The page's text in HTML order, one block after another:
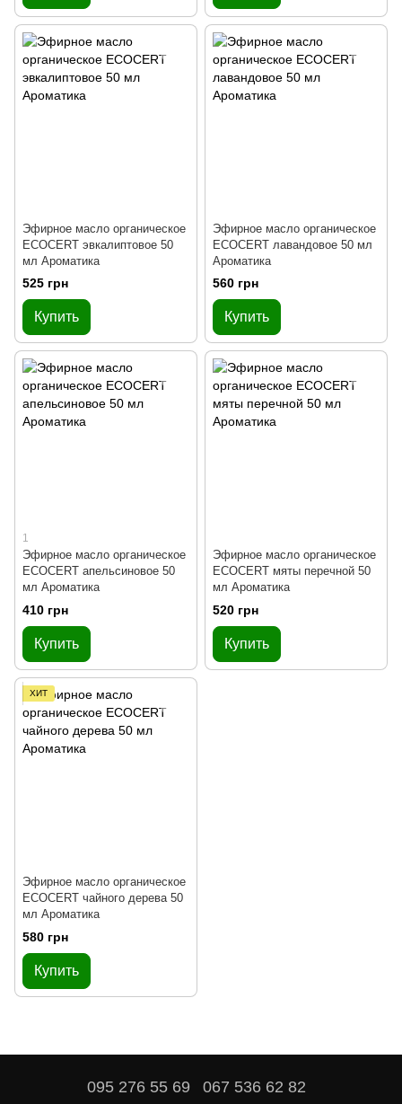
Эфирное масло органическое
ECOCERT эвкалиптовое 50
мл Ароматика
525 грн
Купить
Эфирное масло органическое
ECOCERT лавандовое 50 мл
Ароматика
560 грн
Купить
1
Эфирное масло органическое
ECOCERT апельсиновое 50
мл Ароматика
410 грн
Купить
Эфирное масло органическое
ECOCERT мяты перечной 50
мл Ароматика
520 грн
Купить
ХИТ
Эфирное масло органическое
ECOCERT чайного дерева 50
мл Ароматика
580 грн
Купить
095 276 55 69 067 536 62 82